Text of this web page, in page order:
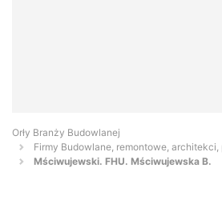
Orły Branży Budowlanej
Firmy Budowlane, remontowe,
Mściwujewski. FHU. Mściwujewska B.